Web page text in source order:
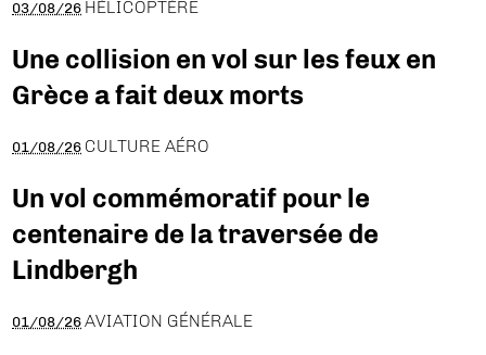
03/08/26 HÉLICOPTÈRE
Une collision en vol sur les feux en
Grèce a fait deux morts
01/08/26 CULTURE AÉRO
Un vol commémoratif pour le
centenaire de la traversée de
Lindbergh
01/08/26 AVIATION GÉNÉRALE